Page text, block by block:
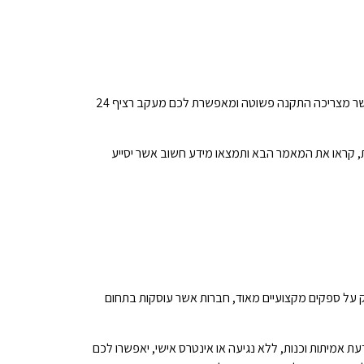
רוצים לרכוש מערכת בקרת טמפרטורה אלחוטית אשר תאפשר לכם לעקוב אחר הטמפרטורה בעסק שלכם בצורה הטובה ביותר? מערכת אשר מצריכה התקנה פשוטה ומאפשרת לכם מעקב רציף 24
קראו את המאמר הבא ותמצאו מידע חשוב אשר יסייע
ספקים מקצועיים מאוד, חברות אשר עוסקות בתחום
וכנות, ללא נגיעה או אינטרס אישי, יאפשרו לכם